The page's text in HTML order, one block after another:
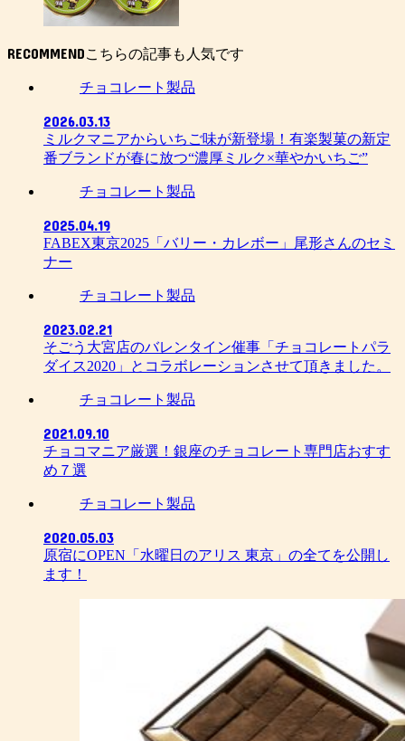
RECOMMEND
チョコレート製品
2026.03.13
ミルクマニアからいちご味が新登場！有楽製菓の新定
番ブランドが春に放つ“濃厚ミルク×華やかいちご”
チョコレート製品
2025.04.19
FABEX東京2025「バリー・カレボー」尾形さんのセミ
ナー
チョコレート製品
2023.02.21
そごう大宮店のバレンタイン催事「チョコレートパラ
ダイス2020」とコラボレーションさせて頂きました。
チョコレート製品
2021.09.10
チョコマニア厳選！銀座のチョコレート専門店おすす
め７選
チョコレート製品
2020.05.03
原宿にOPEN「水曜日のアリス 東京」の全てを公開し
ます！